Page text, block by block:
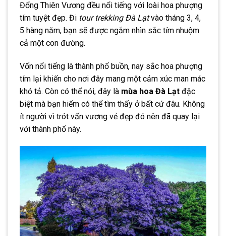
Đổng Thiên Vương đều nổi tiếng với loài hoa phượng
tím tuyệt đẹp. Đi tour trekking Đà Lạtvào tháng 3, 4,
5 hàng năm, bạn sẽ được ngắm nhìn sắc tím nhuộm
cả một con đường.
Vốn nổi tiếng là thành phố buồn, nay sắc hoa phượng
tím lại khiến cho nơi đây mang một cảm xúc man mác
khó tả. Còn có thể nói, đây là mùa hoa Đà Lạt đặc
biệt mà bạn hiếm có thể tìm thấy ở bất cứ đâu. Không
ít người vì trót vấn vương vẻ đẹp đó nên đã quay lại
với thành phố này.